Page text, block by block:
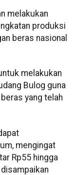
melakukan
produksi
beras nasional
melakukan
Bulog guna
yang telah
mengingat
Rp55 hingga